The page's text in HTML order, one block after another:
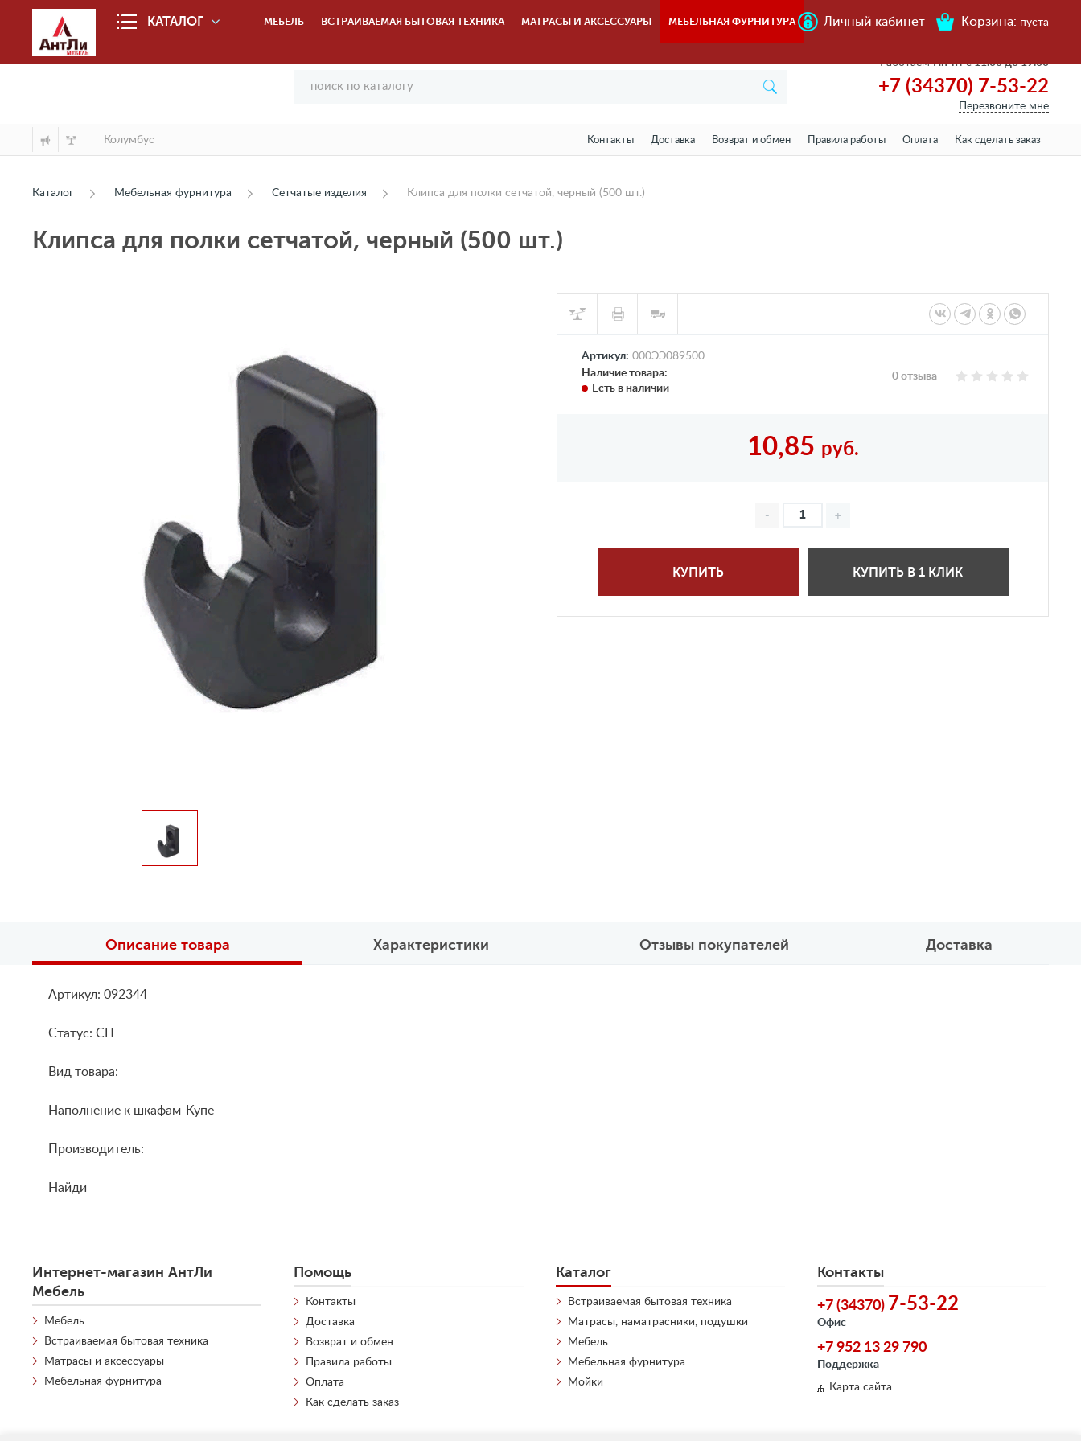
КАТАЛОГ МЕБЕЛЬ ВСТРАИВАЕМАЯ БЫТОВАЯ ТЕХНИКА МАТРАСЫ И АКСЕССУАРЫ МЕБЕЛЬНАЯ ФУРНИТУРА Личный кабинет Корзина: пуста
РаботаемПн-пт с 11.00 до 19.00
+7 (34370) 7-53-22
Перезвоните мне
Колумбус Контакты Доставка Возврат и обмен Правила работы Оплата Как сделать заказ
Каталог Мебельная фурнитура Сетчатые изделия Клипса для полки сетчатой, черный (500 шт.)
Клипса для полки сетчатой, черный (500 шт.)
Артикул: 000ЭЭ089500
Наличие товара:
Есть в наличии
0 отзыва
10,85 руб.
КУПИТЬ КУПИТЬ В 1 КЛИК
Описание товара Характеристики Отзывы покупателей Доставка
Артикул: 092344
Статус: СП
Вид товара:
Наполнение к шкафам-Купе
Производитель:
Найди
Интернет-магазин АнтЛи
Мебель
Мебель
Встраиваемая бытовая техника
Матрасы и аксессуары
Мебельная фурнитура
Помощь
Контакты
Доставка
Возврат и обмен
Правила работы
Оплата
Как сделать заказ
Контакты
+7 (34370) 7-53-22
Офис
+7 952 13 29 790
Поддержка
Карта сайта
Каталог
Встраиваемая бытовая техника
Матрасы, наматрасники, подушки
Мебель
Мебельная фурнитура
Мойки